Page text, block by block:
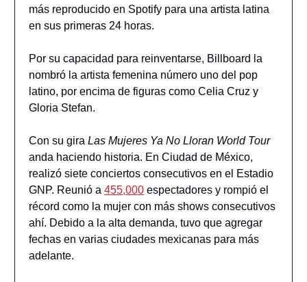
más reproducido en Spotify para una artista latina
en sus primeras 24 horas.
Por su capacidad para reinventarse, Billboard la
nombró la artista femenina número uno del pop
latino, por encima de figuras como Celia Cruz y
Gloria Stefan.
Con su gira Las Mujeres Ya No Lloran World Tour
anda haciendo historia. En Ciudad de México,
realizó siete conciertos consecutivos en el Estadio
GNP. Reunió a 455,000 espectadores y rompió el
récord como la mujer con más shows consecutivos
ahí. Debido a la alta demanda, tuvo que agregar
fechas en varias ciudades mexicanas para más
adelante.